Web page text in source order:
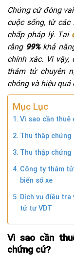
Chứng cứ đóng
cuộc sống, từ
chấp pháp lý. Tại
rằng 99%khả
chính xác. Vì
thám tử chuyên
chóng và hiệu quả
Mục Lục
Vì sao cần
Thu thập
Thu thập
Công ty thám
biển số xe
Dịch vụ điều
tử tư VDT
Vì sao cần
chứng cứ?